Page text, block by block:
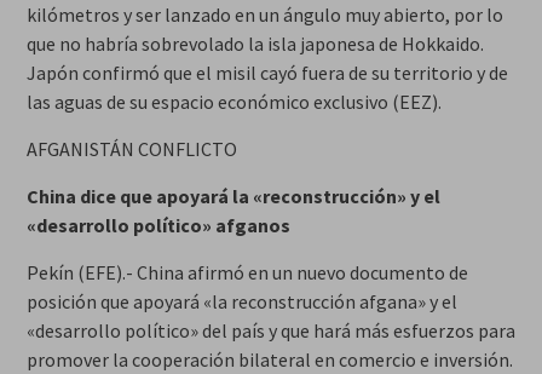
kilómetros y ser lanzado en un ángulo muy abierto, por lo
que no habría sobrevolado la isla japonesa de Hokkaido.
Japón confirmó que el misil cayó fuera de su territorio y de
las aguas de su espacio económico exclusivo (EEZ).
AFGANISTÁN CONFLICTO
China dice que apoyará la «reconstrucción» y el
«desarrollo político» afganos
Pekín (EFE).- China afirmó en un nuevo documento de
posición que apoyará «la reconstrucción afgana» y el
«desarrollo político» del país y que hará más esfuerzos para
promover la cooperación bilateral en comercio e inversión.